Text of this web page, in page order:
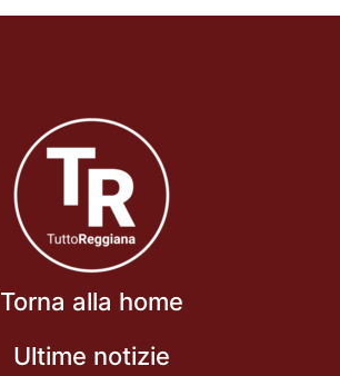
Torna alla home
Ultime notizie